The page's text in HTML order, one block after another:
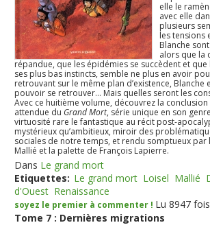
elle le
avec elle
plusieurs
les tensions
Blanche
alors que la
répandue, que les épidémies se succèdent et que
ses plus bas instincts, semble ne plus en avoir
retrouvant sur le même plan d’existence, Blanche
pouvoir se retrouver… Mais quelles seront les
Avec ce huitième volume, découvrez la
attendue du Grand Mort, série unique en son
virtuosité rare le fantastique au récit post-
mystérieux qu’ambitieux, miroir des
sociales de notre temps, et rendu somptueux par
Mallié et la palette de François Lapierre.
Dans Le grand mort
Etiquettes: Le grand mort Loisel Mallié
d'Ouest Renaissance
soyez le premier à commenter ! Lu 8947 fois
Tome 7 : Dernières migrations